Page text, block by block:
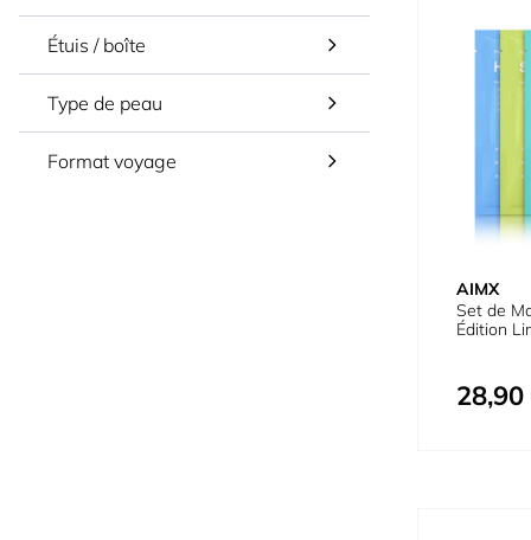
Étuis / boîte
Type de peau
Format voyage
AIMX
Set de
Édition
28,90